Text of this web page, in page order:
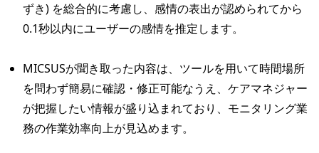
ずき) を総合的に考慮し、感情の表出が認められてから
0.1秒以内にユーザーの感情を推定します。
MICSUSが聞き取った内容は、ツールを用いて時間場所
を問わず簡易に確認・修正可能なうえ、ケアマネジャー
が把握したい情報が盛り込まれており、モニタリング業
務の作業効率向上が見込めます。